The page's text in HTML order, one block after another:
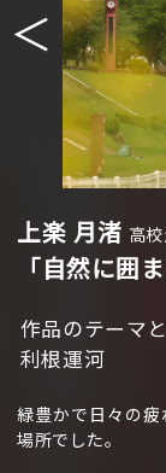
＜
上楽 月渚 高
「自然に囲
作品のテーマ
利根運河
緑豊かで日々の
場所でした。